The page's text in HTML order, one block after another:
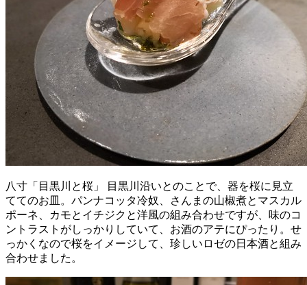
八寸「目黒川と桜」 目黒川沿いとのことで、器を桜に見立
ててのお皿。パンナコッタ冷奴、さんまの山椒煮とマスカル
ポーネ、カモとイチジクと洋風の組み合わせですが、味のコ
ントラストがしっかりしていて、お酒のアテにぴったり。せ
っかくなので桜をイメージして、珍しいロゼの日本酒と組み
合わせました。